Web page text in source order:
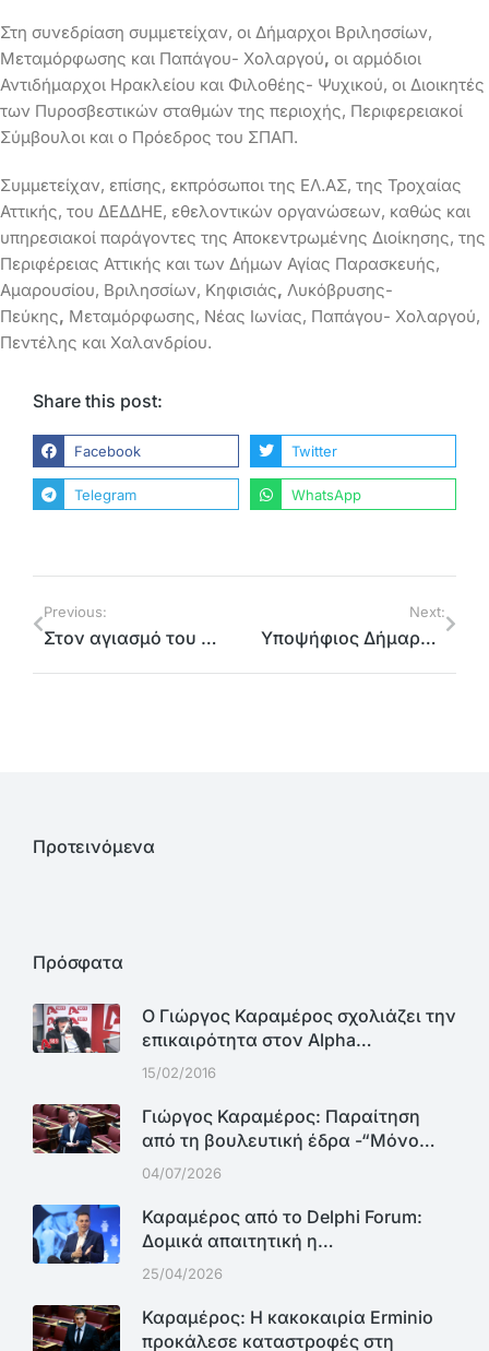
Στη συνεδρίαση συμμετείχαν, οι Δήμαρχοι Βριλησσίων,
Μεταμόρφωσης και Παπάγου- Χολαργού, οι αρμόδιοι
Αντιδήμαρχοι Ηρακλείου και Φιλοθέης- Ψυχικού, οι Διοικητές
των Πυροσβεστικών σταθμών της περιοχής, Περιφερειακοί
Σύμβουλοι και ο Πρόεδρος του ΣΠΑΠ.
Συμμετείχαν, επίσης, εκπρόσωποι της ΕΛ.ΑΣ, της Τροχαίας
Αττικής, του ΔΕΔΔΗΕ, εθελοντικών οργανώσεων, καθώς και
υπηρεσιακοί παράγοντες της Αποκεντρωμένης Διοίκησης, της
Περιφέρειας Αττικής και των Δήμων Αγίας Παρασκευής,
Αμαρουσίου, Βριλησσίων, Κηφισιάς, Λυκόβρυσης-
Πεύκης, Μεταμόρφωσης, Νέας Ιωνίας, Παπάγου- Χολαργού,
Πεντέλης και Χαλανδρίου.
Share this post:
Facebook Twitter
Telegram WhatsApp
Previous:
Στον αγιασμό του Συνδέσμου Προστασίας Παιδιών Χολαργού ο Γιώργος Καραμέρος
Next:
Υποψήφιος Δήμαρχος Αμαρουσίου ο Γ. Καραμέρος με προσκλητήριο για ένα Ενωμένο Μαρούσι
Προτεινόμενα
Πρόσφατα
Ο Γιώργος Καραμέρος σχολιάζει την
επικαιρότητα στον Alpha…
15/02/2016
Γιώργος Καραμέρος: Παραίτηση
από τη βουλευτική έδρα -“Μόνο…
04/07/2026
Καραμέρος από το Delphi Forum:
Δομικά απαιτητική η…
25/04/2026
Καραμέρος: Η κακοκαιρία Erminio
προκάλεσε καταστροφές στη